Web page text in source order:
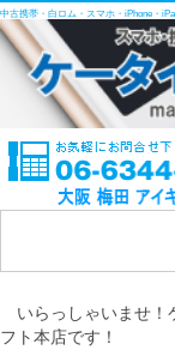
中古携帯・白ロム・スマホ・iPhone・
いらっしゃいませ！
フト本店です！